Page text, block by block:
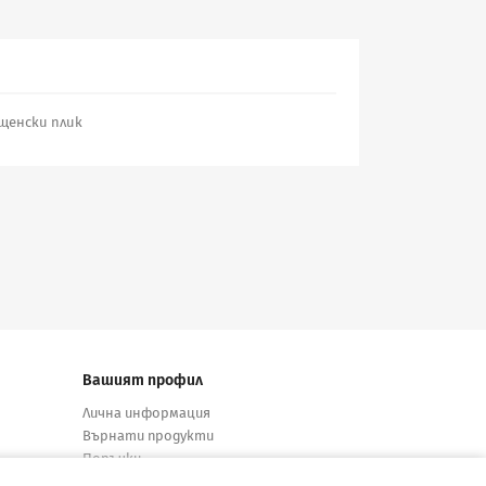
плик
Вашият профил
Лична информация
Върнати продукти
Поръчки